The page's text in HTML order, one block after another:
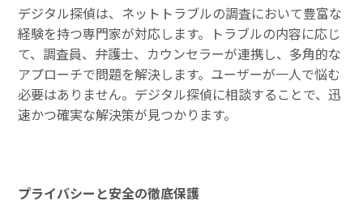
デジタル探偵は、ネットトラブルの調査において豊富な
経験を持つ専門家が対応します。トラブルの内容に応じ
て、調査員、弁護士、カウンセラーが連携し、多角的な
アプローチで問題を解決します。ユーザーが一人で悩む
必要はありません。デジタル探偵に相談することで、迅
速かつ確実な解決策が見つかります。
プライバシーと安全の徹底保護